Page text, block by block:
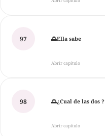
97 🌅Ella sabe
Abrir capítulo
98 🌅¿Cual de las dos ?
Abrir capítulo